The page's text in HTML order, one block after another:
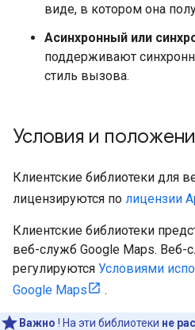
виде, в котором она
Асинхронный или
поддерживают
стиль вызова.
Условия и
Клиентские библиотеки для
лицензируются по лицензии
Клиентские библиотеки
веб-служб Google Maps. Веб-
регулируются Условиями
Google Maps
.
Важно ! На эти библиотеки не